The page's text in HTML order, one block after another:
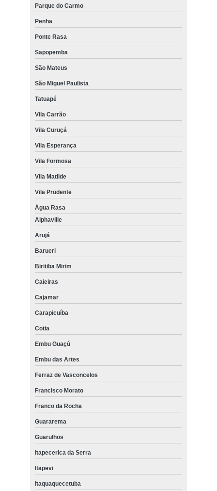
Parque do Carmo
Penha
Ponte Rasa
Sapopemba
São Mateus
São Miguel Paulista
Tatuapé
Vila Carrão
Vila Curuçá
Vila Esperança
Vila Formosa
Vila Matilde
Vila Prudente
Água Rasa
Alphaville
Arujá
Barueri
Biritiba Mirim
Caieiras
Cajamar
Carapicuíba
Cotia
Embu Guaçú
Embu das Artes
Ferraz de Vasconcelos
Francisco Morato
Franco da Rocha
Guararema
Guarulhos
Itapecerica da Serra
Itapevi
Itaquaquecetuba